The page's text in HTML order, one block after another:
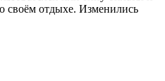
своём отдыхе. Изменились